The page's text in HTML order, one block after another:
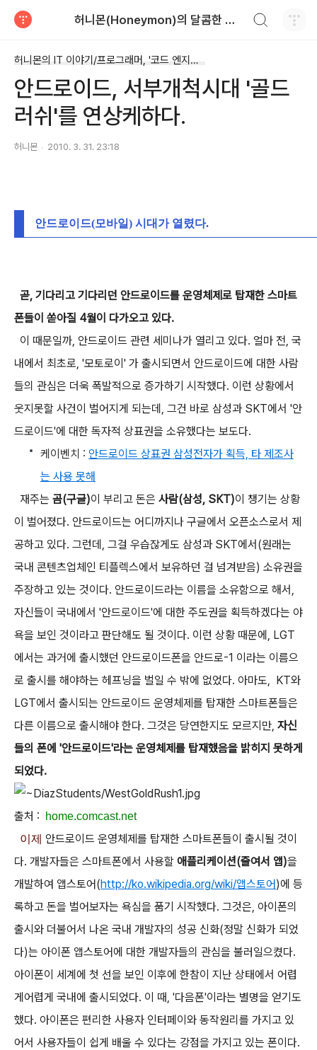
허니몬(Honeymon)의 달콤한 비행
허니몬의 IT 이야기/프로그래머, '코드 엔지니어'
안드로이드, 서부개척시대 '골드
러쉬'를 연상케하다.
허니몬 2010. 3. 31. 23:18
안드로이드(모바일) 시대가 열렸다.
곧, 기다리고 기다리던 안드로이드를 운영체제로 탑재한 스마트
폰들이 쏟아질 4월이 다가오고 있다.
이 때문일까, 안드로이드 관련 세미나가 열리고 있다. 얼마 전, 국
내에서 최초로, '모토로이' 가 출시되면서 안드로이드에 대한 사람
들의 관심은 더욱 폭발적으로 증가하기 시작했다. 이런 상황에서
웃지못할 사건이 벌어지게 되는데, 그건 바로 삼성과 SKT에서 '안
드로이드'에 대한 독자적 상표권을 소유했다는 보도다.
케이벤치 : 안드로이드 상표권 삼성전자가 획득, 타 제조사
는 사용 못해
재주는 곰(구글)이 부리고 돈은 사람(삼성, SKT)이 챙기는 상황
이 벌어졌다. 안드로이드는 어디까지나 구글에서 오픈소스로서 제
공하고 있다. 그런데, 그걸 우습잖게도 삼성과 SKT에서(원래는
국내 콘텐츠업체인 티플렉스에서 보유하던 걸 넘겨받음) 소유권을
주장하고 있는 것이다. 안드로이드라는 이름을 소유함으로 해서,
자신들이 국내에서 '안드로이드'에 대한 주도권을 획득하겠다는 야
욕을 보인 것이라고 판단해도 될 것이다. 이런 상황 때문에, LGT
에서는 과거에 출시했던 안드로이드폰을 안드로-1 이라는 이름으
로 출시를 해야하는 헤프닝을 벌일 수 밖에 없었다. 아마도, KT와
LGT에서 출시되는 안드로이드 운영체제를 탑재한 스마트폰들은
다른 이름으로 출시해야 한다. 그것은 당연한지도 모르지만, 자신
들의 폰에 '안드로이드'라는 운영체제를 탑재했음을 밝히지 못하게
되었다.
출처 :
home.comcast.net
이제 안드로이드 운영체제를 탑재한 스마트폰들이 출시될 것이
다. 개발자들은 스마트폰에서 사용할 애플리케이션(줄여서 앱)을
개발하여 앱스토어(http://ko.wikipedia.org/wiki/앱스토어)에 등
록하고 돈을 벌어보자는 욕심을 품기 시작했다. 그것은, 아이폰의
출시와 더불어서 나온 국내 개발자의 성공 신화(정말 신화가 되었
다)는 아이폰 앱스토어에 대한 개발자들의 관심을 불러일으켰다.
아이폰이 세계에 첫 선을 보인 이후에 한참이 지난 상태에서 어렵
게어렵게 국내에 출시되었다. 이 때, '다음폰'이라는 별명을 얻기도
했다. 아이폰은 편리한 사용자 인터페이와 동작원리를 가지고 있
어서 사용자들이 쉽게 배울 수 있다는 강점을 가지고 있는 폰이다.